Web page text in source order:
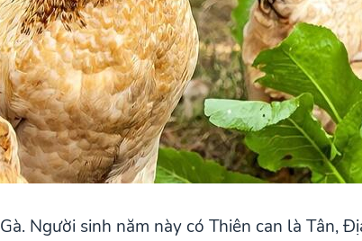
Người sinh năm này có Thiên can là Tân,